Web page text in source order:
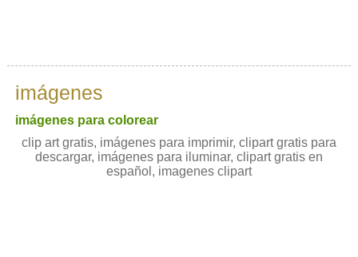
imágenes
imágenes para colorear
clip art gratis, imágenes para imprimir, clipart gratis para
descargar, imágenes para iluminar, clipart gratis en
español, imagenes clipart